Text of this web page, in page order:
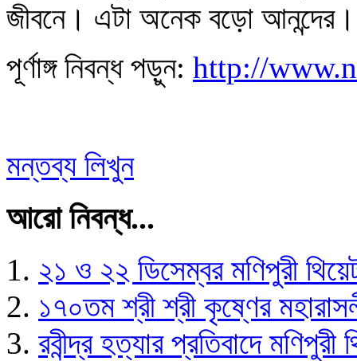
জীবনে। এটা অনেক বড়ো আনন্দের।
পূর্ণাঙ্গ নিবন্ধ পড়ুন: http://
মন্তব্য লিখুন
আরো নিবন্ধ...
২১ ও ২২ ডিসেম্বর মণিপুরী
১৭০তম শ্রী শ্রী কৃষ্ণের
রবীন্দ্র হত্যার প্রতিবাদে মণিপুরী